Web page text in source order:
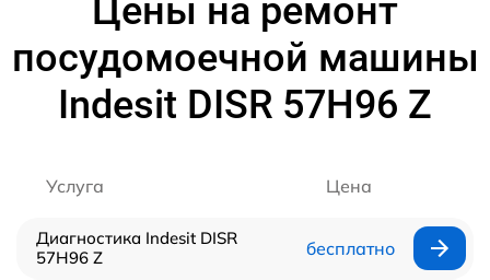
Цены на ремонт
посудомоечной машины
Indesit DISR 57H96 Z
Услуга Цена
Диагностика Indesit DISR
57H96 Z
бесплатно